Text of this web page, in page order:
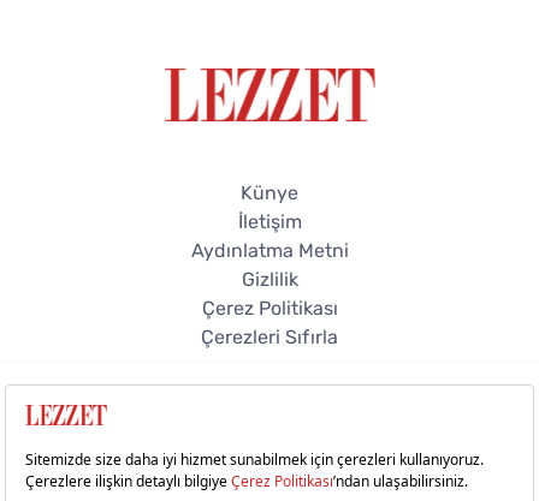
Künye
İletişim
Aydınlatma Metni
Gizlilik
Çerez Politikası
Çerezleri Sıfırla